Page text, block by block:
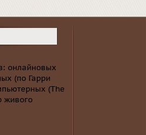
онлайновых
(по Гарри
(The
живого